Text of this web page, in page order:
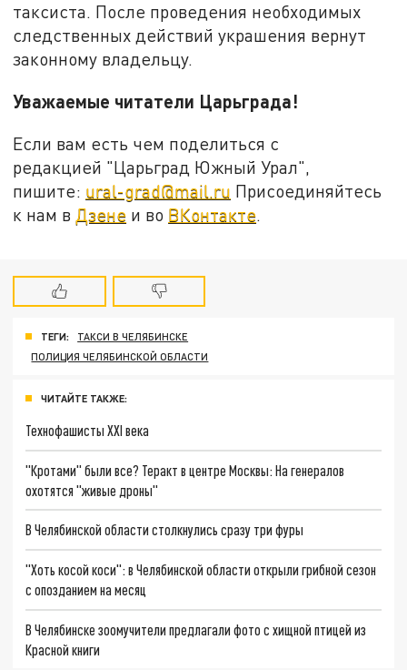
таксиста. После проведения необходимых
следственных действий украшения вернут
законному владельцу.
Уважаемые читатели Царьграда!
Если вам есть чем поделиться с
редакцией "Царьград Южный Урал",
пишите: ural-grad@mail.ru Присоединяйтесь
к нам в Дзене и во ВКонтакте
ТЕГИ:
ТАКСИ В ЧЕЛЯБИНСКЕ
ПОЛИЦИЯ ЧЕЛЯБИНСКОЙ ОБЛАСТИ
ЧИТАЙТЕ ТАКЖЕ:
Технофашисты XXI века
"Кротами" были все? Теракт в центре Москвы: На генералов
охотятся "живые дроны"
В Челябинской области столкнулись сразу три фуры
"Хоть косой коси": в Челябинской области открыли грибной сезон
с опозданием на месяц
В Челябинске зоомучители предлагали фото с хищной птицей из
Красной книги